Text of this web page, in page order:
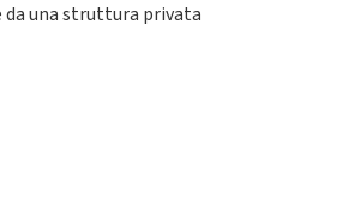
da una struttura privata